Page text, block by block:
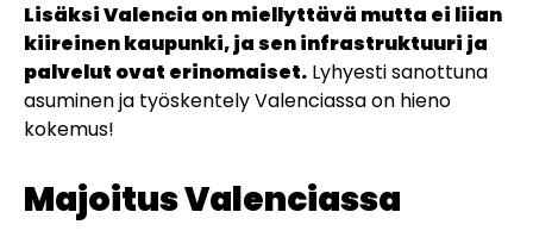
Lisäksi Valencia on miellyttävä mutta ei liian
kiireinen kaupunki, ja sen infrastruktuuri ja
palvelut ovat erinomaiset. Lyhyesti sanottuna
asuminen ja työskentely Valenciassa on hieno
kokemus!
Majoitus Valenciassa